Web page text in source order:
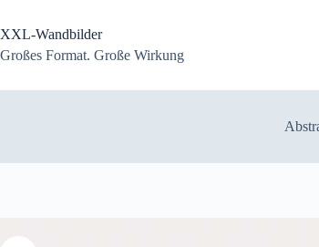
springen
XXL-Wandbilder
Großes Format. Große Wirkung